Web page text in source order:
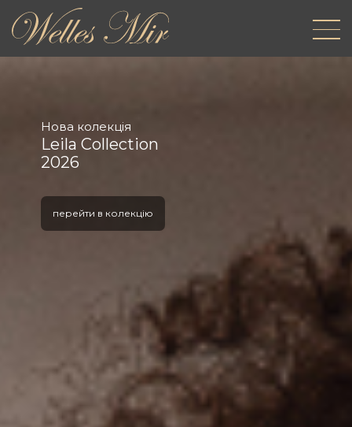
Нова колекція
Leila Collection
2026
перейти в колекцію